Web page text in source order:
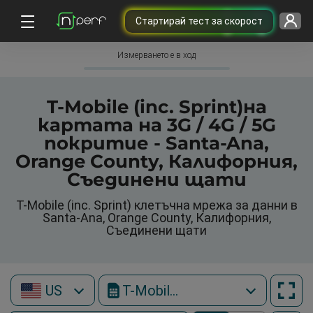
Cтартирай тест за скорост
Измерването е в ход
T-Mobile (inc. Sprint)на
картата на 3G / 4G / 5G
покритие - Santa-Ana,
Orange County, Калифорния,
Съединени щати
T-Mobile (inc. Sprint) клетъчна мрежа за данни в
Santa-Ana, Orange County, Калифорния,
Съединени щати
US T-Mobile (inc. Sprint)